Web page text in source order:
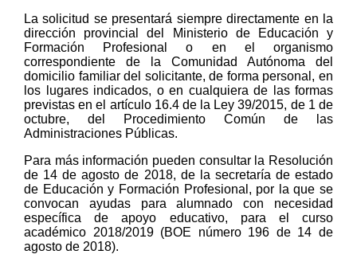
La solicitud se presentará siempre directamente en la
dirección provincial del Ministerio de Educación y
Formación Profesional o en el organismo
correspondiente de la Comunidad Autónoma del
domicilio familiar del solicitante, de forma personal, en
los lugares indicados, o en cualquiera de las formas
previstas en el artículo 16.4 de la Ley 39/2015, de 1 de
octubre, del Procedimiento Común de las
Administraciones Públicas.
Para más información pueden consultar la Resolución
de 14 de agosto de 2018, de la secretaría de estado
de Educación y Formación Profesional, por la que se
convocan ayudas para alumnado con necesidad
específica de apoyo educativo, para el curso
académico 2018/2019 (BOE número 196 de 14 de
agosto de 2018).